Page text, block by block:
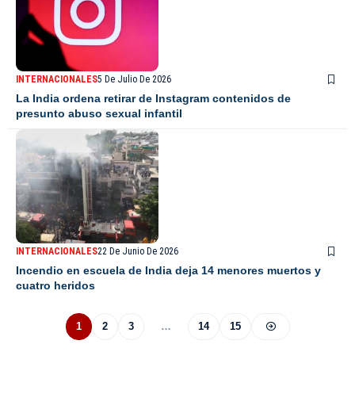
INTERNACIONALES5 De Julio De 2026
La India ordena retirar de Instagram contenidos de
presunto abuso sexual infantil
INTERNACIONALES22 De Junio De 2026
Incendio en escuela de India deja 14 menores muertos y
cuatro heridos
1 2 3 … 14 15